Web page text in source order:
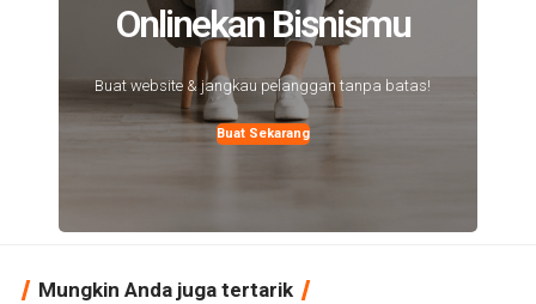
Onlinekan Bisnismu
Buat website & jangkau pelanggan tanpa batas!
Buat Sekarang
Mungkin Anda juga tertarik